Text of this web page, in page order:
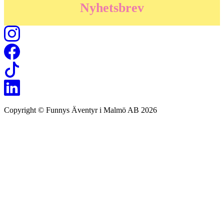
Nyhetsbrev
Copyright © Funnys Äventyr i Malmö AB 2026